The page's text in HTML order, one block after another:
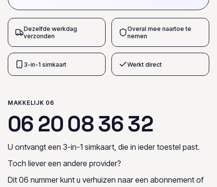
Dezelfde werkdag
verzonden
Overal mee naartoe te
nemen
3-in-1 simkaart Werkt direct
MAKKELIJK 06
06 20083632
U ontvangt een 3-in-1 simkaart, die in ieder toestel past.
Toch liever een andere provider?
Dit 06 nummer kunt u verhuizen naar een abonnement of